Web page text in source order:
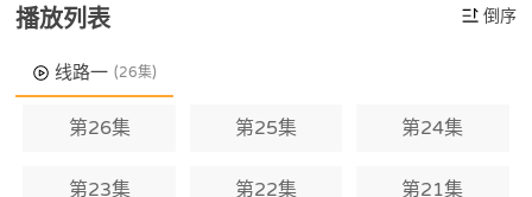
播放列表 倒序
线路一 (26集)
第26集 第25集 第24集
第23集 第22集 第21集